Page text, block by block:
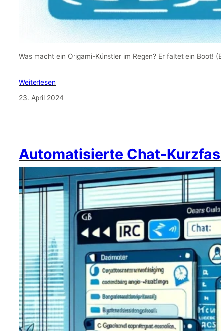
Was macht ein Origami-Künstler im Regen? Er faltet ein Boot!
Weiterlesen
23. April 2024
Automatisierte Chat-